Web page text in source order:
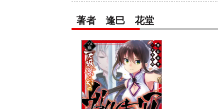
著者 逢巳 花堂